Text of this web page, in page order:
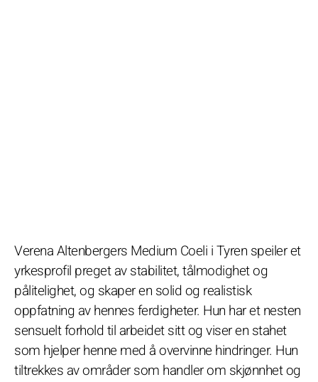
Verena Altenbergers Medium Coeli i Tyren speiler et
yrkesprofil preget av stabilitet, tålmodighet og
pålitelighet, og skaper en solid og realistisk
oppfatning av hennes ferdigheter. Hun har et nesten
sensuelt forhold til arbeidet sitt og viser en stahet
som hjelper henne med å overvinne hindringer. Hun
tiltrekkes av områder som handler om skjønnhet og